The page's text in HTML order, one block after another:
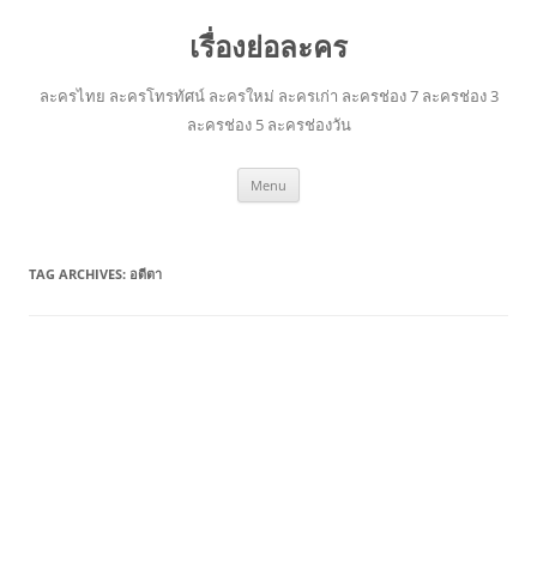
เรื่องย่อละคร
ละครไทย ละครโทรทัศน์ ละครใหม่ ละครเก่า ละครช่อง 7 ละครช่อง 3
ละครช่อง 5 ละครช่องวัน
Menu
TAG ARCHIVES: อตีตา